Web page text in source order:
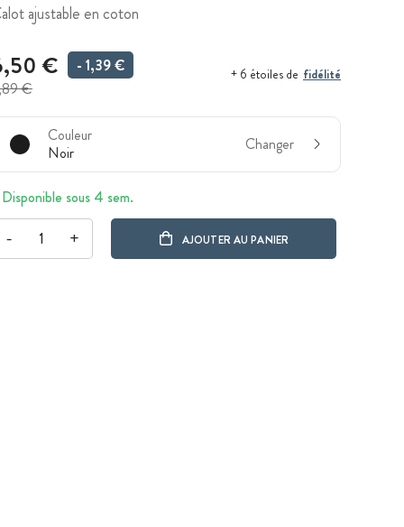
ajustable en coton
€
€
- 1,39 € + 6 étoiles de fidélité
Couleur
Noir
Changer
Disponible sous 4 sem.
- + AJOUTER AU PANIER